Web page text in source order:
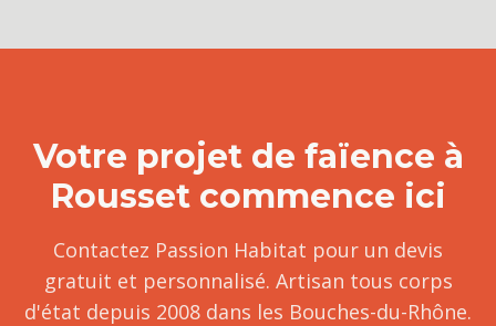
Votre projet de faïence à
Roussetcommence ici
Contactez Passion Habitat pour un devis
gratuit et personnalisé. Artisan tous corps
d'état depuis 2008 dans les Bouches-du-Rhône.